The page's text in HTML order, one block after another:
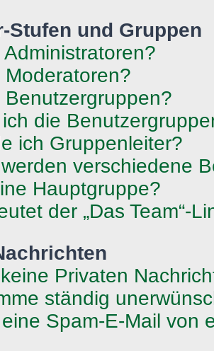
Stufen und Gruppen
Moderatoren?
Benutzergruppen?
die
ich Gruppenleiter?
verschiedene
Hauptgruppe?
der „Das Team“-
Privaten
ständig
Spam-E-Mail von